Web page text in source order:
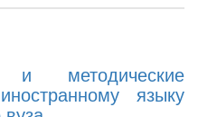
и методические
языку